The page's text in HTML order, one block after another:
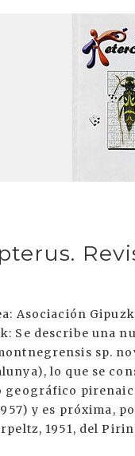
Asociación
Se describe una
sp.
lo que se
geográfico
y es próxima,
1951, del